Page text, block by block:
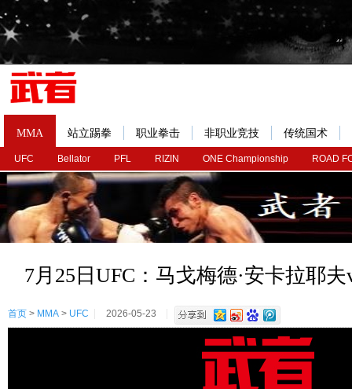
MMA
UFC Bellator PFL RIZIN ONE Championship ROAD
站立踢拳 职业拳击 非职业竞技 传统国术
7月25日UFC：马戈梅德·安卡拉耶
首页 > MMA > UFC 2026-05-23